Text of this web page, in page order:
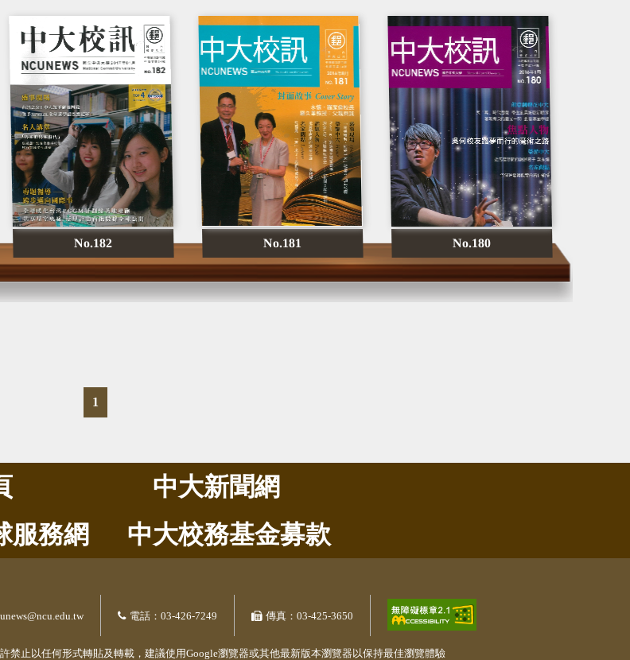
No.182 No.181 No.180
1
中大新聞網
服務網
中大校務基金募款
電話：03-426-7249 傳真：03-425-3650
禁止以任何形式轉貼及轉載，建議使用Google瀏覽器或其他最新版本瀏覽器以保持最佳瀏覽體驗